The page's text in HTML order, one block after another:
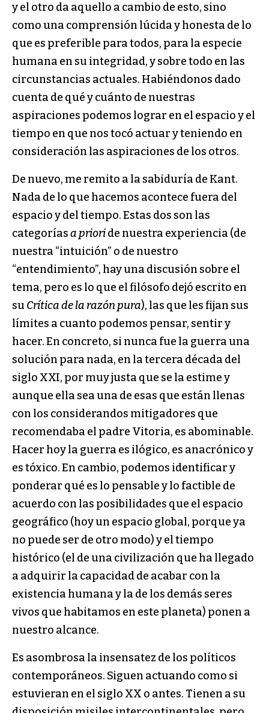
y el otro da aquello a cambio de esto, sino
como una comprensión lúcida y honesta de lo
que es preferible para todos, para la especie
humana en su integridad, y sobre todo en las
circunstancias actuales. Habiéndonos dado
cuenta de qué y cuánto de nuestras
aspiraciones podemos lograr en el espacio y el
tiempo en que nos tocó actuar y teniendo en
consideración las aspiraciones de los otros.
De nuevo, me remito a la sabiduría de Kant.
Nada de lo que hacemos acontece fuera del
espacio y del tiempo. Estas dos son las
categoríasa prioride nuestra experiencia (de
nuestra “intuición” o de nuestro
“entendimiento”, hay una discusión sobre el
tema, pero es lo que el filósofo dejó escrito en
su Crítica de la razón pura), las que les fijan sus
límites a cuanto podemos pensar, sentir y
hacer. En concreto, si nunca fue la guerra una
solución para nada, en la tercera década del
siglo XXI, por muy justa que se la estime y
aunque ella sea una de esas que están llenas
con los considerandos mitigadores que
recomendaba el padre Vitoria, es abominable.
Hacer hoy la guerra es ilógico, es anacrónico y
es tóxico. En cambio, podemos identificar y
ponderar qué es lo pensable y lo factible de
acuerdo con las posibilidades que el espacio
geográfico (hoy un espacio global, porque ya
no puede ser de otro modo) y el tiempo
histórico (el de una civilización que ha llegado
a adquirir la capacidad de acabar con la
existencia humana y la de los demás seres
vivos que habitamos en este planeta) ponen a
nuestro alcance.
Es asombrosa la insensatez de los políticos
contemporáneos. Siguen actuando como si
estuvieran en el siglo XX o antes. Tienen a su